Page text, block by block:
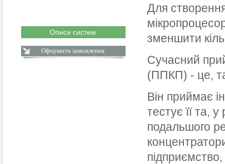
Описи систем
Оформити замовлення
Для
зменшити
Сучасний
(ППКП) - це,
Він приймає
тестує її та,
подальшого